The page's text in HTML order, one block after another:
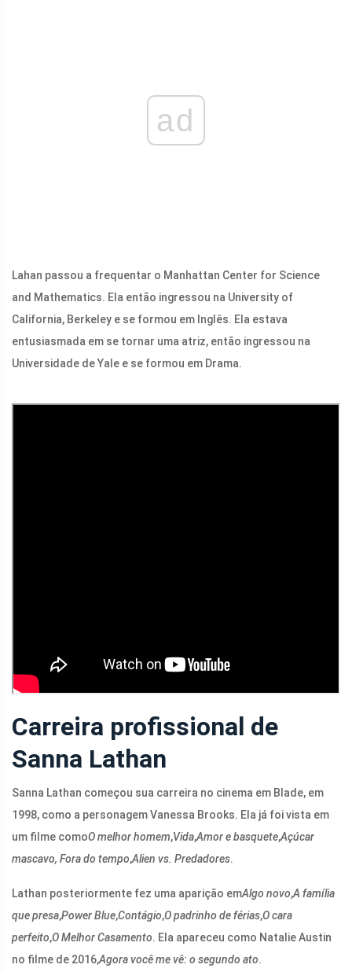
ad
Lahan passou a frequentar o Manhattan Center for Science
and Mathematics. Ela então ingressou na University of
California, Berkeley e se formou em Inglês. Ela estava
entusiasmada em se tornar uma atriz, então ingressou na
Universidade de Yale e se formou em Drama.
Carreira profissional de
Sanna Lathan
Sanna Lathan começou sua carreira no cinema em Blade, em
1998, como a personagem Vanessa Brooks. Ela já foi vista em
um filme comoO melhor homem,Vida,Amor e basquete,Açúcar
mascavo, Fora do tempo,Alien vs. Predadores.
Lathan posteriormente fez uma aparição emAlgo novo,A família
que presa,Power Blue,Contágio,O padrinho de férias,O cara
perfeito,O Melhor Casamento. Ela apareceu como Natalie Austin
no filme de 2016,Agora você me vê: o segundo ato.